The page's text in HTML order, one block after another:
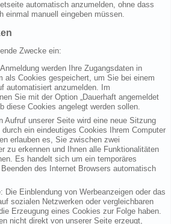
automatisch anzumelden, ohne dass
einmal manuell eingeben müssen.
Zwecke ein:
werden Ihre Zugangsdaten in
als Cookies gespeichert, um Sie bei einem
automatisiert anzumelden. Im
Sie mit der Option „Dauerhaft angemeldet
diese Cookies angelegt werden sollen.
Aufruf unserer Seite wird eine neue Sitzung
ein eindeutiges Cookies Ihrem Computer
erlauben es, Sie zwischen zwei
zu erkennen und Ihnen alle Funktionalitäten
Es handelt sich um ein temporäres
des Internet Browsers automatisch
Die Einblendung von Werbeanzeigen oder das
sozialen Netzwerken oder vergleichbaren
Erzeugung eines Cookies zur Folge haben.
nicht direkt von unserer Seite erzeugt,